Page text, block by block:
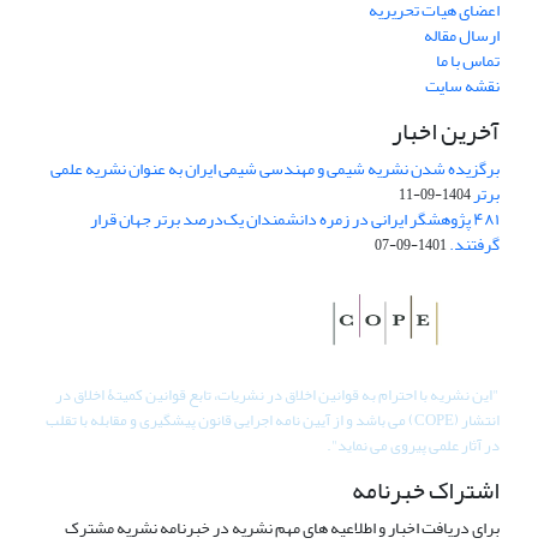
اعضای هیات تحریریه
ارسال مقاله
تماس با ما
نقشه سایت
آخرین اخبار
برگزیده شدن نشریه شیمی و مهندسی شیمی ایران به عنوان نشریه علمی
برتر1404-09-11
۴۸۱ پژوهشگر ایرانی در زمره دانشمندان یک‌درصد برتر جهان قرار
گرفتند.1401-09-07
"این نشریه با احترام به قوانین اخلاق در نشریات، تابع قوانین کمیتۀ اخلاق در
انتشار (COPE) می باشد و از آیین نامه اجرایی قانون پیشگیری و مقابله با تقلب
در آثار علمی پیروی می نماید".
اشتراک خبرنامه
برای دریافت اخبار و اطلاعیه های مهم نشریه در خبرنامه نشریه مشترک